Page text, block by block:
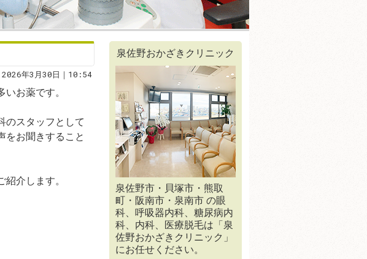
2026年3月30日｜10:54
お薬です。
のスタッフとして
をお聞きすること
介します。
泉佐野おかざきクリニック
泉佐野市・貝塚市・熊取
町・阪南市・泉南市 の眼
科、呼吸器内科、糖尿病内
科、内科、医療脱毛は「泉
佐野おかざきクリニック」
にお任せください。